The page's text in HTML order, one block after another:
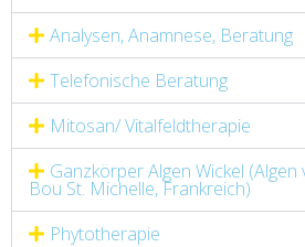
Analysen, Anamnese, Beratung
Telefonische Beratung
Mitosan/ Vitalfeldtherapie
Ganzkörper Algen Wickel
Bou St. Michelle, Frankreich)
Phytotherapie